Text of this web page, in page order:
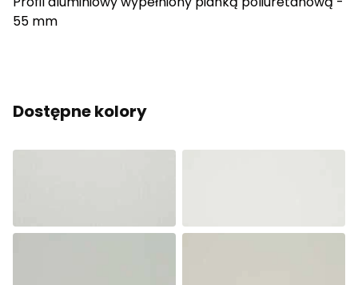
55 mm
Dostępne kolory